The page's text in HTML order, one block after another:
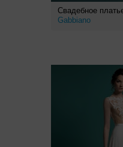
Свадебное
Gabbiano